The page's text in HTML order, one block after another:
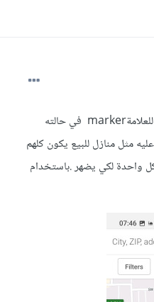
كيف نحصل على نصtitel العنوان للعلامةmarker في حالته
مثل منازل للبيع يكون كلهم
لكي يضهر .باستخدام